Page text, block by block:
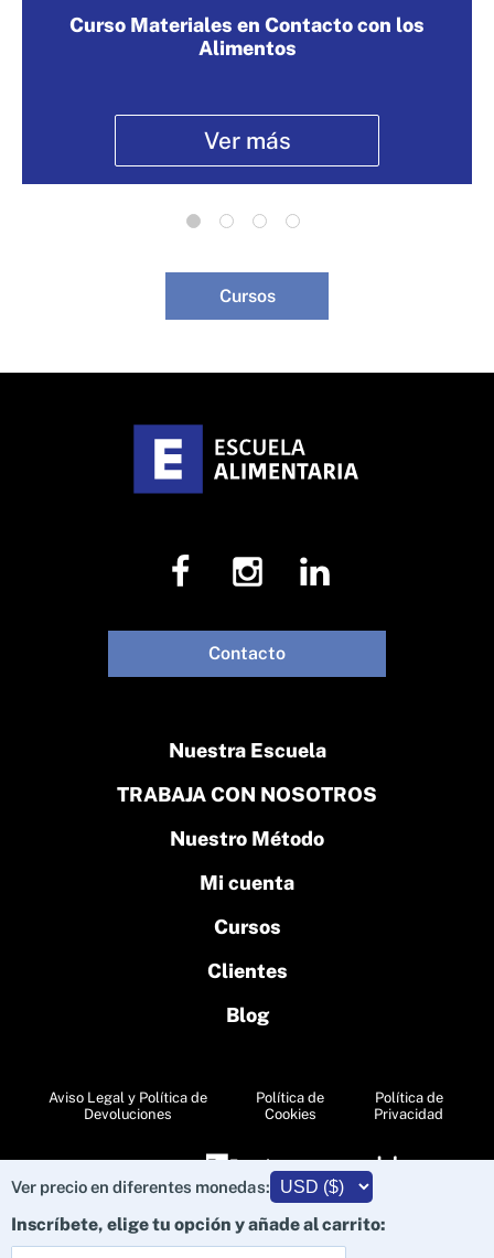
Ver precio en diferentes monedas:
Inscríbete, elige tu opción y añade al carrito:
Curso Materiales en Contacto con los
Alimentos
Ver más
Cursos
Nuestra Escuela
TRABAJA CON NOSOTROS
Nuestro Método
Mi cuenta
Cursos
Clientes
Blog
Contacto
Aviso Legal y Política de
Devoluciones
Política de
Cookies
Política de
Privacidad
Agencia Publicidad Agencia SEO